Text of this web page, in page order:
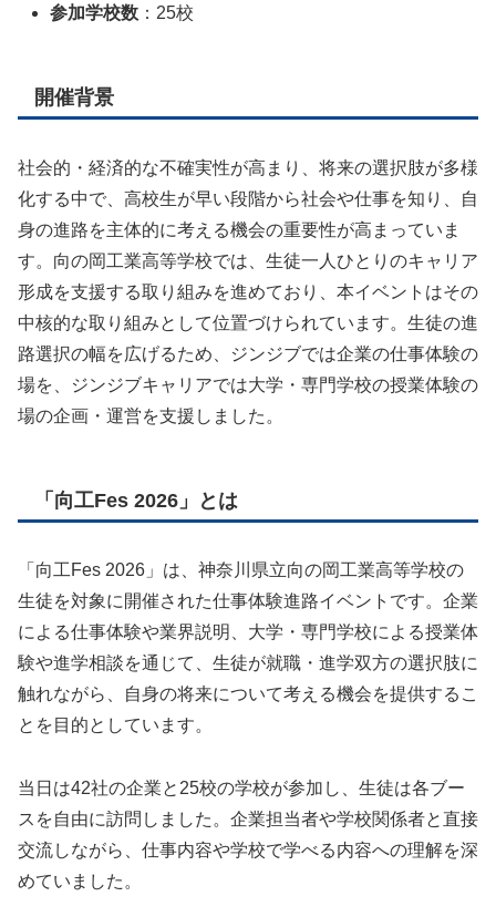
参加学校数 ：25校
開催背景
社会的・経済的な不確実性が高まり、将来の選択肢が多様
化する中で、高校生が早い段階から社会や仕事を知り、自
身の進路を主体的に考える機会の重要性が高まっていま
す。向の岡工業高等学校では、生徒一人ひとりのキャリア
形成を支援する取り組みを進めており、本イベントはその
中核的な取り組みとして位置づけられています。生徒の進
路選択の幅を広げるため、ジンジブでは企業の仕事体験の
場を、ジンジブキャリアでは大学・専門学校の授業体験の
場の企画・運営を支援しました。
「向工Fes 2026」とは
「向工Fes 2026」は、神奈川県立向の岡工業高等学校の
生徒を対象に開催された仕事体験進路イベントです。企業
による仕事体験や業界説明、大学・専門学校による授業体
験や進学相談を通じて、生徒が就職・進学双方の選択肢に
触れながら、自身の将来について考える機会を提供するこ
とを目的としています。
当日は42社の企業と25校の学校が参加し、生徒は各ブー
スを自由に訪問しました。企業担当者や学校関係者と直接
交流しながら、仕事内容や学校で学べる内容への理解を深
めていました。